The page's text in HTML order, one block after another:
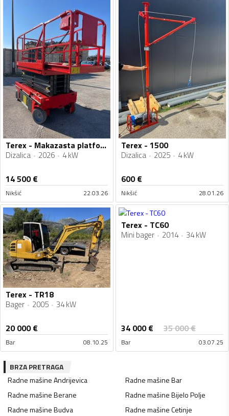
Terex - Makazasta platforma g320
Dizalica 2026 4 kW
14 500€
Nikšić 22.03.26
Terex - 1500
Dizalica 2025 4 kW
600€
Nikšić 28.01.26
Terex - TR18
Bager 2005 34 kW
20 000€
Bar 08.10.25
Terex - TC60
Mini bager 2014 34 kW
34 000€ 35 000€
Bar 03.07.25
BRZA PRETRAGA
Radne mašineAndrijevica Radne mašineBar
Radne mašineBerane Radne mašineBijelo Polje
Radne mašineBudva Radne mašineCetinje